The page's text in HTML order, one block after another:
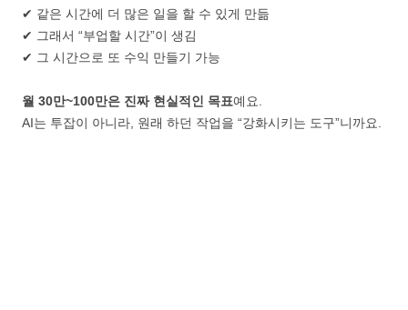
✔ 같은 시간에 더 많은 일을 할 수 있게 만듦
✔ 그래서 “부업할 시간”이 생김
✔ 그 시간으로 또 수익 만들기 가능
월 30만~100만은 진짜 현실적인 목표예요.
AI는 투잡이 아니라, 원래 하던 작업을 “강화시키는 도구”니까요.